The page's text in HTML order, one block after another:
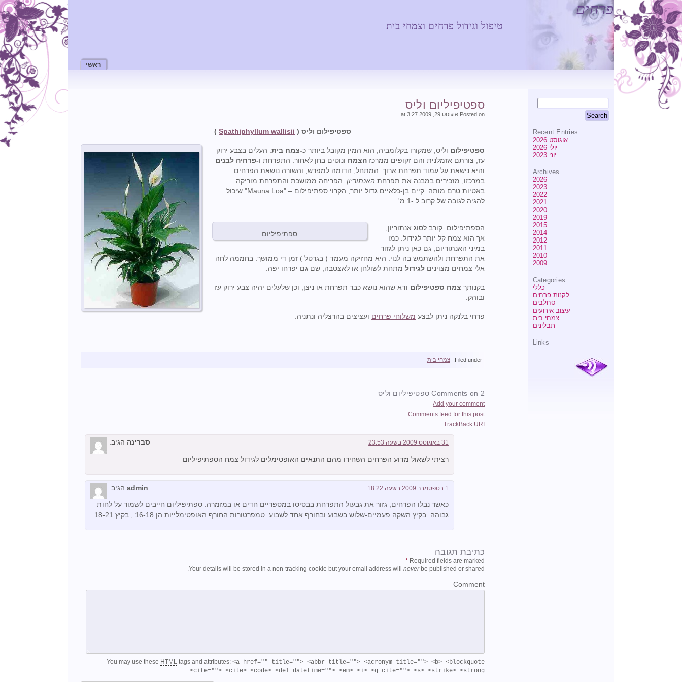
פרחים
טיפול וגידול פרחים וצמחי בית
ראשי
Recent Entries
אוגוסט 2026
יולי 2026
יוני 2023
Archives
2026
2023
2022
2021
2020
2019
2015
2014
2012
2011
2010
2009
Categories
כללי
לקנות פרחים
סחלבים
עיצוב אירועים
צמחי בית
תבלינים
Links
ספטיפיליום וליס
Posted on אוגוסט 29, 2009 at 3:27
ספטיפילום וליס ( Spathiphyllum wallisii
)
ספטיפילום וליס, שמקורו בקלומביה, הוא המין מקובל ביותר כ-צמח בית. העלים בצבע ירוק
עז, צורתם אזמלנית והם זקופים ממרכז הצמח ונוטים בחן לאחור. התפרחת ו-פרחיה לבנים
והיא נישאת על עמוד תפרחת ארוך. המתחל, הדומה למפרש, והשורה נושאת הפרחים
במרכזו, מזכירים במבנה את תפרחת האנתוריון. הפריחה ממושכת והתפרחת מוריקה
באטיות טרם מותה. קיים בן-כלאיים גדול יותר, הקרוי ספתיפילום – "Mauna Loa" שיכול
להגיה לגובה של קרוב ל -1 מ'.
ספתיפיליום
הספתיפילום קורב לסוג אנתוריון,
אך הוא צמח קל יותר לגידול. כמו
במיני האנתוריום, גם כאן ניתן לגזור
את התפרחת ולהשתמש בה לנוי. היא מחזיקה מעמד ( בגרטל ) זמן די ממושך. בחממה לחה
אלי צמחים מצוינים לגידולמתחת לשולחן או לאצטבה, שם גם יפרחו יפה.
בקנותך צמח ספטיפילום ודא שהוא נושא כבר תפרחת או ניצן, וכן שלעלים יהיה צבע ירוק עז
ובוהק.
פרחי בלנקה ניתן לבצע משלוחי פרחים ועציצים בהרצליה ונתניה.
Filed under: צמחי בית
2 Comments on ספטיפיליום וליס
Add your comment
Comments feed for this post
TrackBack URI
סברינה הגיב: 31 באוגוסט 2009 בשעה 23:53
רציתי לשאול מדוע הפרחים השחירו מהם התנאים האופטימלים לגידול צמח הספתיפיליום
admin הגיב: 1 בספטמבר 2009 בשעה 18:22
כאשר נבלו הפרחים, גזור את גבעול התפרחת בבסיסו במספריים חדים או במזמרה. ספתיפיליום חייבים לשמור על לחות
גבוהה. בקיץ השקה פעמיים-שלוש בשבוע ובחורף אחד לשבוע. טמפרטורות החורף האופטימלייות הן 16-18 , בקיץ 18-21.
כתיבת תגובה
Required fields are marked
*
Your details will be stored in a non-tracking cookie but your email address willneverbe published or shared.
Comment
You may use these HTML tags and attributes:<a href="" title=""> <abbr title=""> <acronym title=""> <b> <blockquote
cite=""> <cite> <code> <del datetime=""> <em> <i> <q cite=""> <s> <strike> <strong>